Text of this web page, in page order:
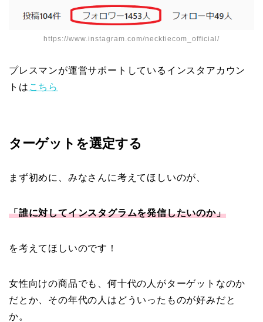
https://www.instagram.com/necktiecom_official/
プレスマンが運営サポートしているインスタアカウン
トは こちら
ターゲットを選定する
まず初めに、みなさんに考えてほしいのが、
「誰に対してインスタグラムを発信したいのか」
を考えてほしいのです！
女性向けの商品でも、何十代の人がターゲットなのか
だとか、その年代の人はどういったものが好みだと
か。